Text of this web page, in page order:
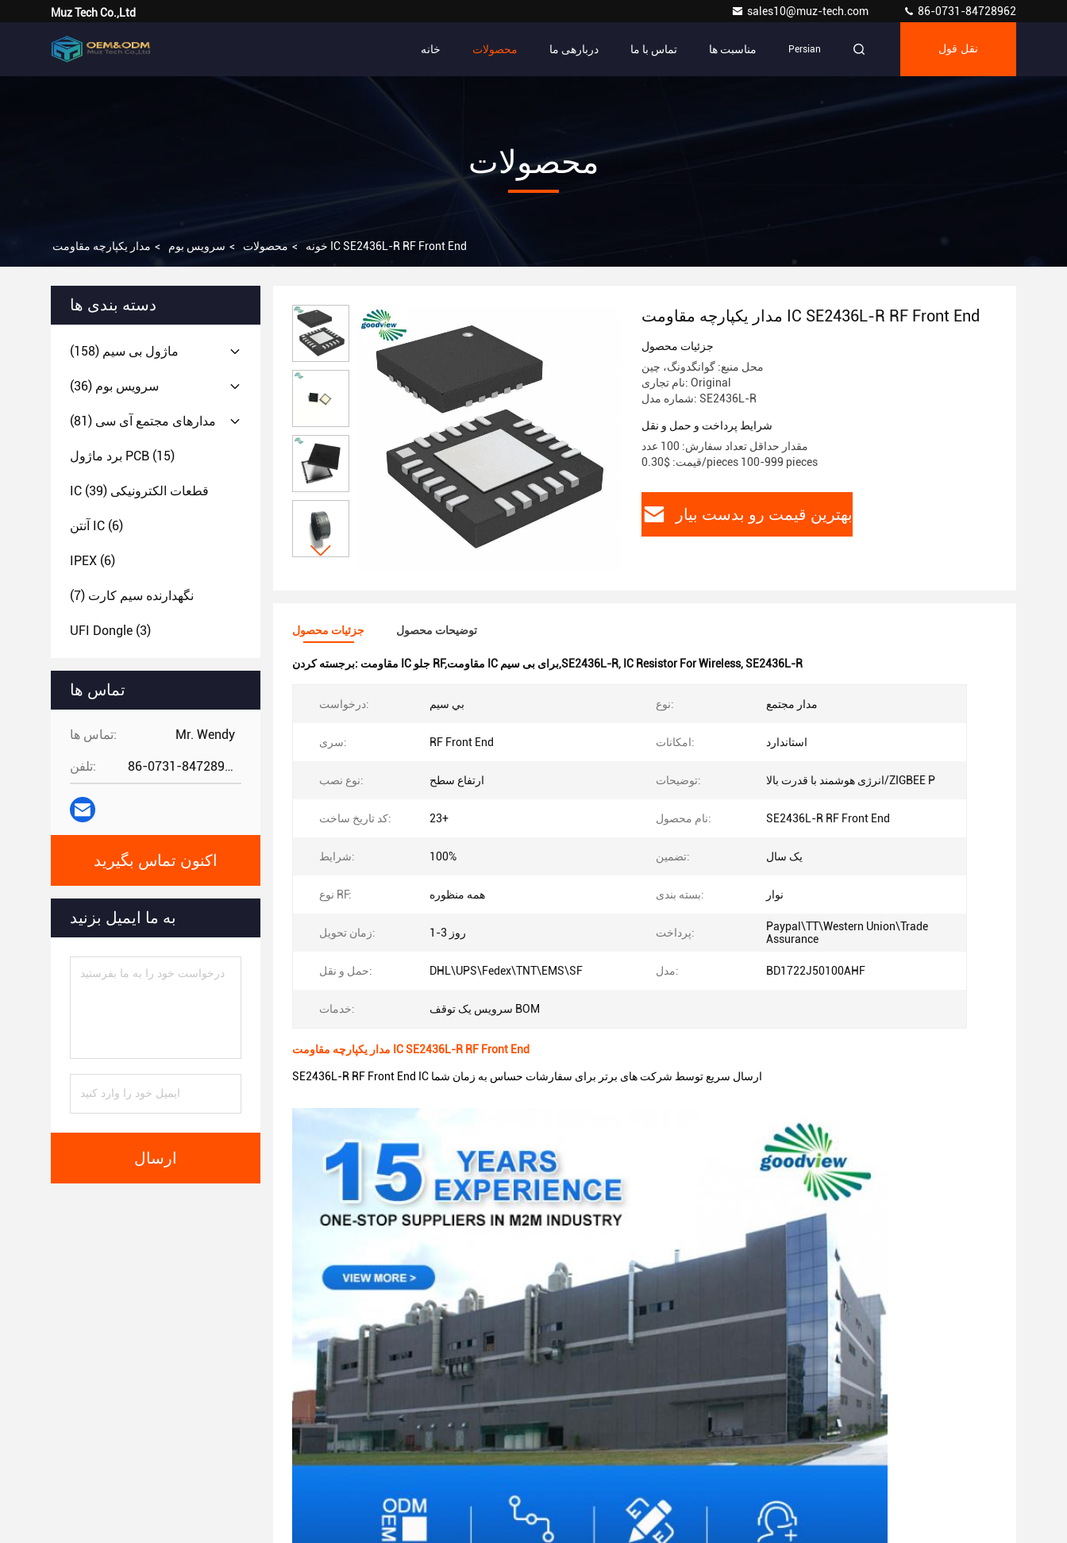
Muz Tech Co.,Ltd sales10@muz-tech.com 86-0731-84728962
خانه محصولات دربارهی ما تماس با ما مناسبت ها Persian نقل قول
محصولات
خونه > محصولات > سرویس بوم > مدار یکپارچه مقاومت IC SE2436L-R RF Front End
دسته بندی ها
ماژول بی سیم (158)
سرویس بوم (36)
مدارهای مجتمع آی سی (81)
برد ماژول PCB (15)
IC قطعات الکترونیکی (39)
آنتن IC (6)
IPEX (6)
نگهدارنده سیم کارت (7)
UFI Dongle (3)
تماس ها
تماس ها: Mr. Wendy
تلفن: 86-0731-84728962
اکنون تماس بگیرید
به ما ایمیل بزنید
ارسال
مدار یکپارچه مقاومت IC SE2436L-R RF Front End
جزئیات محصول
محل منبع: گوانگدونگ، چین
نام تجاری: Original
شماره مدل: SE2436L-R
شرایط پرداخت و حمل و نقل
مقدار حداقل تعداد سفارش: 100 عدد
قیمت: $0.30/pieces 100-999 pieces
بهترین قیمت رو بدست بیار
جزئیات محصول توضیحات محصول
برجسته کردن: مقاومت IC جلو RF,مقاومت IC برای بی سیم,SE2436L-R, IC Resistor For Wireless,SE2436L-R
درخواست: بي سيم نوع: مدار مجتمع
سری: RF Front End امکانات: استاندارد
نوع نصب: ارتفاع سطح توضیحات: انرژی هوشمند با قدرت بالا/ZIGBEE P
کد تاریخ ساخت: 23+ نام محصول: SE2436L-R RF Front End
شرایط: 100% تضمین: یک سال
نوع RF: همه منظوره بسته بندی: نوار
زمان تحویل: 1-3 روز پرداخت:
Paypal\TT\Western Union\Trade
Assurance
حمل و نقل: DHL\UPS\Fedex\TNT\EMS\SF مدل: BD1722J50100AHF
خدمات: سرویس یک توقف BOM
مدار یکپارچه مقاومت IC SE2436L-R RF Front End
SE2436L-R RF Front End IC ارسال سریع توسط شرکت های برتر برای سفارشات حساس به زمان شما